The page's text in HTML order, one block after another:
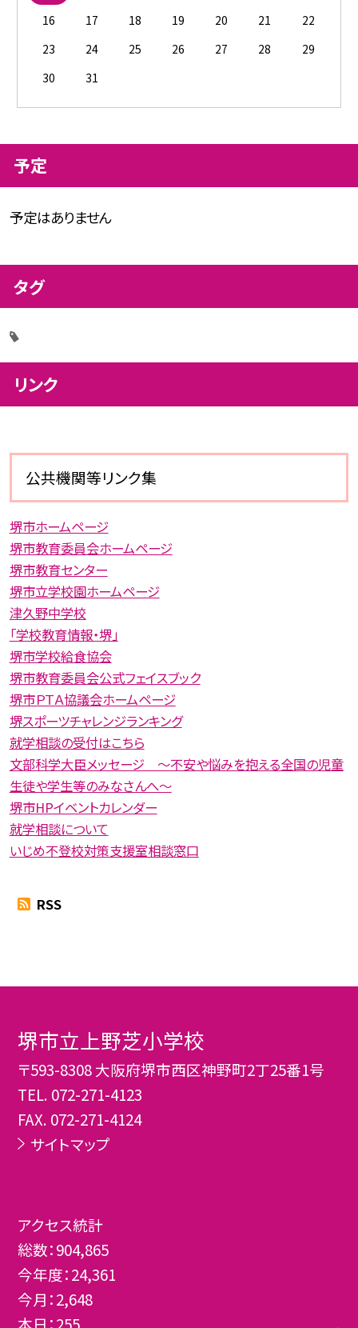
16
17 18 19 20 21
22
23
24 25 26 27 28
29
30
31
予定
予定はありません
タグ
リンク
公共機関等リンク集
堺市ホームページ
堺市教育委員会ホームページ
堺市教育センター
堺市立学校園ホームページ
津久野中学校
「学校教育情報・堺」
堺市学校給食協会
堺市教育委員会公式フェイスブック
堺市ＰＴＡ協議会ホームページ
堺スポーツチャレンジランキング
就学相談の受付はこちら
文部科学大臣メッセージ 〜不安や悩みを抱える全国の児童
生徒や学生等のみなさんへ〜
堺市HPイベントカレンダー
就学相談について
いじめ不登校対策支援室相談窓口
RSS
堺市立上野芝小学校
〒593-8308 大阪府堺市西区神野町2丁25番1号
TEL. 072-271-4123
FAX. 072-271-4124
サイトマップ
アクセス統計
総数：904,865
今年度：24,361
今月：2,648
本日：255